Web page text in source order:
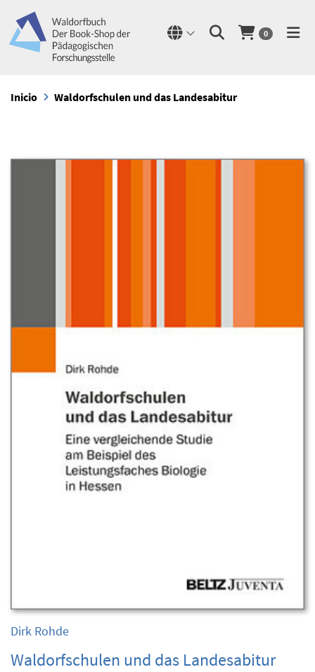
0
Inicio Waldorfschulen und das Landesabitur
Dirk Rohde
Waldorfschulen und das Landesabitur